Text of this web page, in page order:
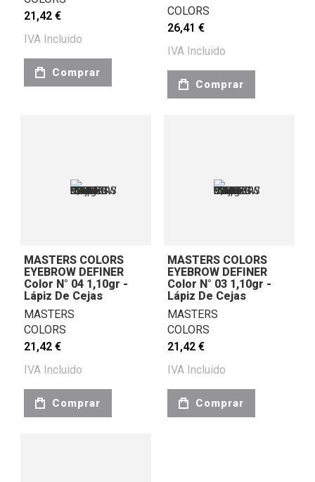
21,42 €
IVA Incluido
Comprar
COLORS
26,41 €
IVA Incluido
Comprar
MASTERS COLORS
EYEBROW DEFINER
Color N° 04 1,10gr -
Lápiz De Cejas
MASTERS
COLORS
21,42 €
IVA Incluido
Comprar
MASTERS COLORS
EYEBROW DEFINER
Color N° 03 1,10gr -
Lápiz De Cejas
MASTERS
COLORS
21,42 €
IVA Incluido
Comprar